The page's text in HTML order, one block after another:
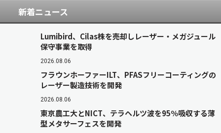
新着ニュース
Lumibird、Cilas株を売却しレーザー・メガジュール
保守事業を取得
2026.08.06
フラウンホーファーILT、PFASフリーコーティングの
レーザー製造技術を開発
2026.08.06
東京農工大とNICT、テラヘルツ波を95％吸収する薄
型メタサーフェスを開発